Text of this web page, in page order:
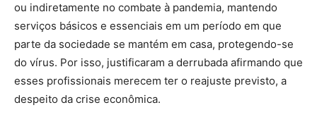
ou indiretamente no combate à pandemia, mantendo
serviços básicos e essenciais em um período em que
parte da sociedade se mantém em casa, protegendo-se
do vírus. Por isso, justificaram a derrubada afirmando que
esses profissionais merecem ter o reajuste previsto, a
despeito da crise econômica.